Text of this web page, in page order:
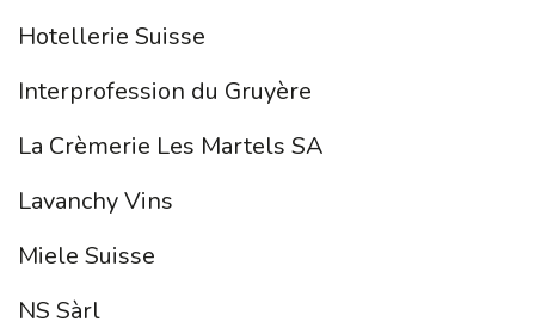
Hotellerie Suisse
Interprofession du Gruyère
La Crèmerie Les Martels SA
Lavanchy Vins
Miele Suisse
NS Sàrl